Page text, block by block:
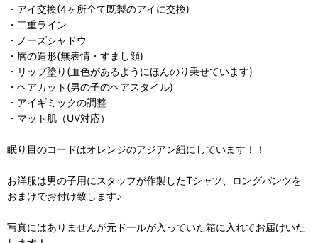
・アイ交換(4ヶ所全て既製のアイに交換)
・二重ライン
・ノーズシャドウ
・唇の造形(無表情・すまし顔)
・リップ塗り(血色があるようにほんのり乗せています)
・ヘアカット(男の子のヘアスタイル)
・アイギミックの調整
・マット肌（UV対応）
眠り目のコードはオレンジのアジアン紐にしています！！
お洋服は男の子用にスタッフが作製したTシャツ、ロングパンツを
おまけでお付け致します♪
写真にはありませんが元ドールが入っていた箱に入れてお届けいた